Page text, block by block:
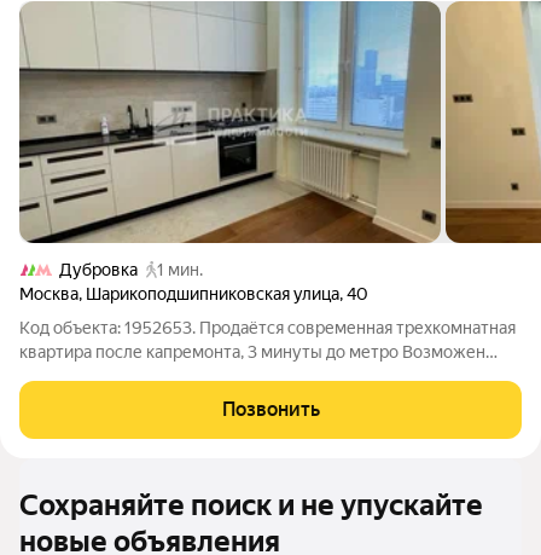
Дубровка
1 мин.
Москва, Шарикоподшипниковская улица,40
Код объекта: 1952653. Продаётся современная трехкомнатная
квартира после капремонта, 3 минуты до метро Возможен
железобетонными перекрытиями полностью прошёл
капитальный ремонт в рамках
Позвонить
Сохраняйте поиск и не упускайте
новые объявления